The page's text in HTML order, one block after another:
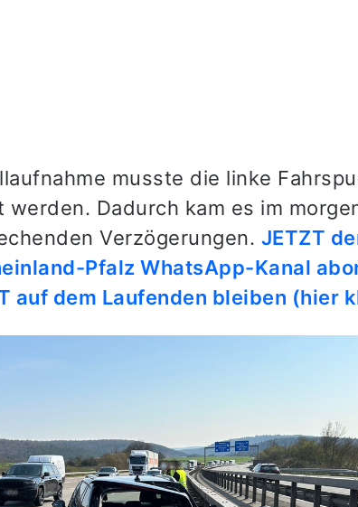
musste die linke
Dadurch kam es im
Verzögerungen. JETZT
Pfalz WhatsApp-Kanal
auf dem Laufenden bleiben (hier